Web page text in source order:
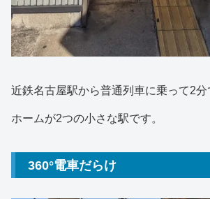
近鉄名古屋駅から普通列車に乗って2分
ホームが2つの小さな駅です。
360°電車だらけ